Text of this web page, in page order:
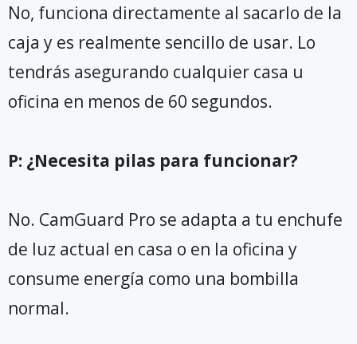
No, funciona directamente al sacarlo de la
caja y es realmente sencillo de usar. Lo
tendrás asegurando cualquier casa u
oficina en menos de 60 segundos.
P: ¿Necesita pilas para funcionar?
No. CamGuard Pro se adapta a tu enchufe
de luz actual en casa o en la oficina y
consume energía como una bombilla
normal.